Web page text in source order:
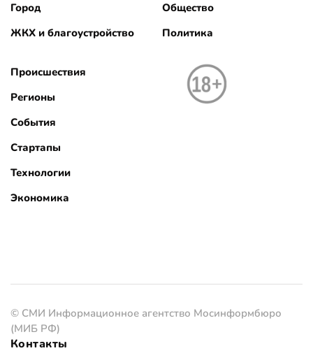
Город
ЖКХ и благоустройство
Общество
Политика
Происшествия
Регионы
События
Стартапы
Технологии
Экономика
© СМИ Информационное агентство Мосинформбюро
(МИБ РФ)
Контакты